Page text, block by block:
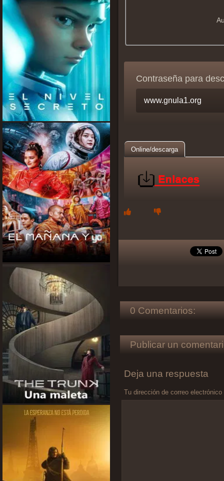
Contraseña para
Online/descarga
0 Comentarios:
Publicar un
Deja una respuesta
Tu dirección de correo